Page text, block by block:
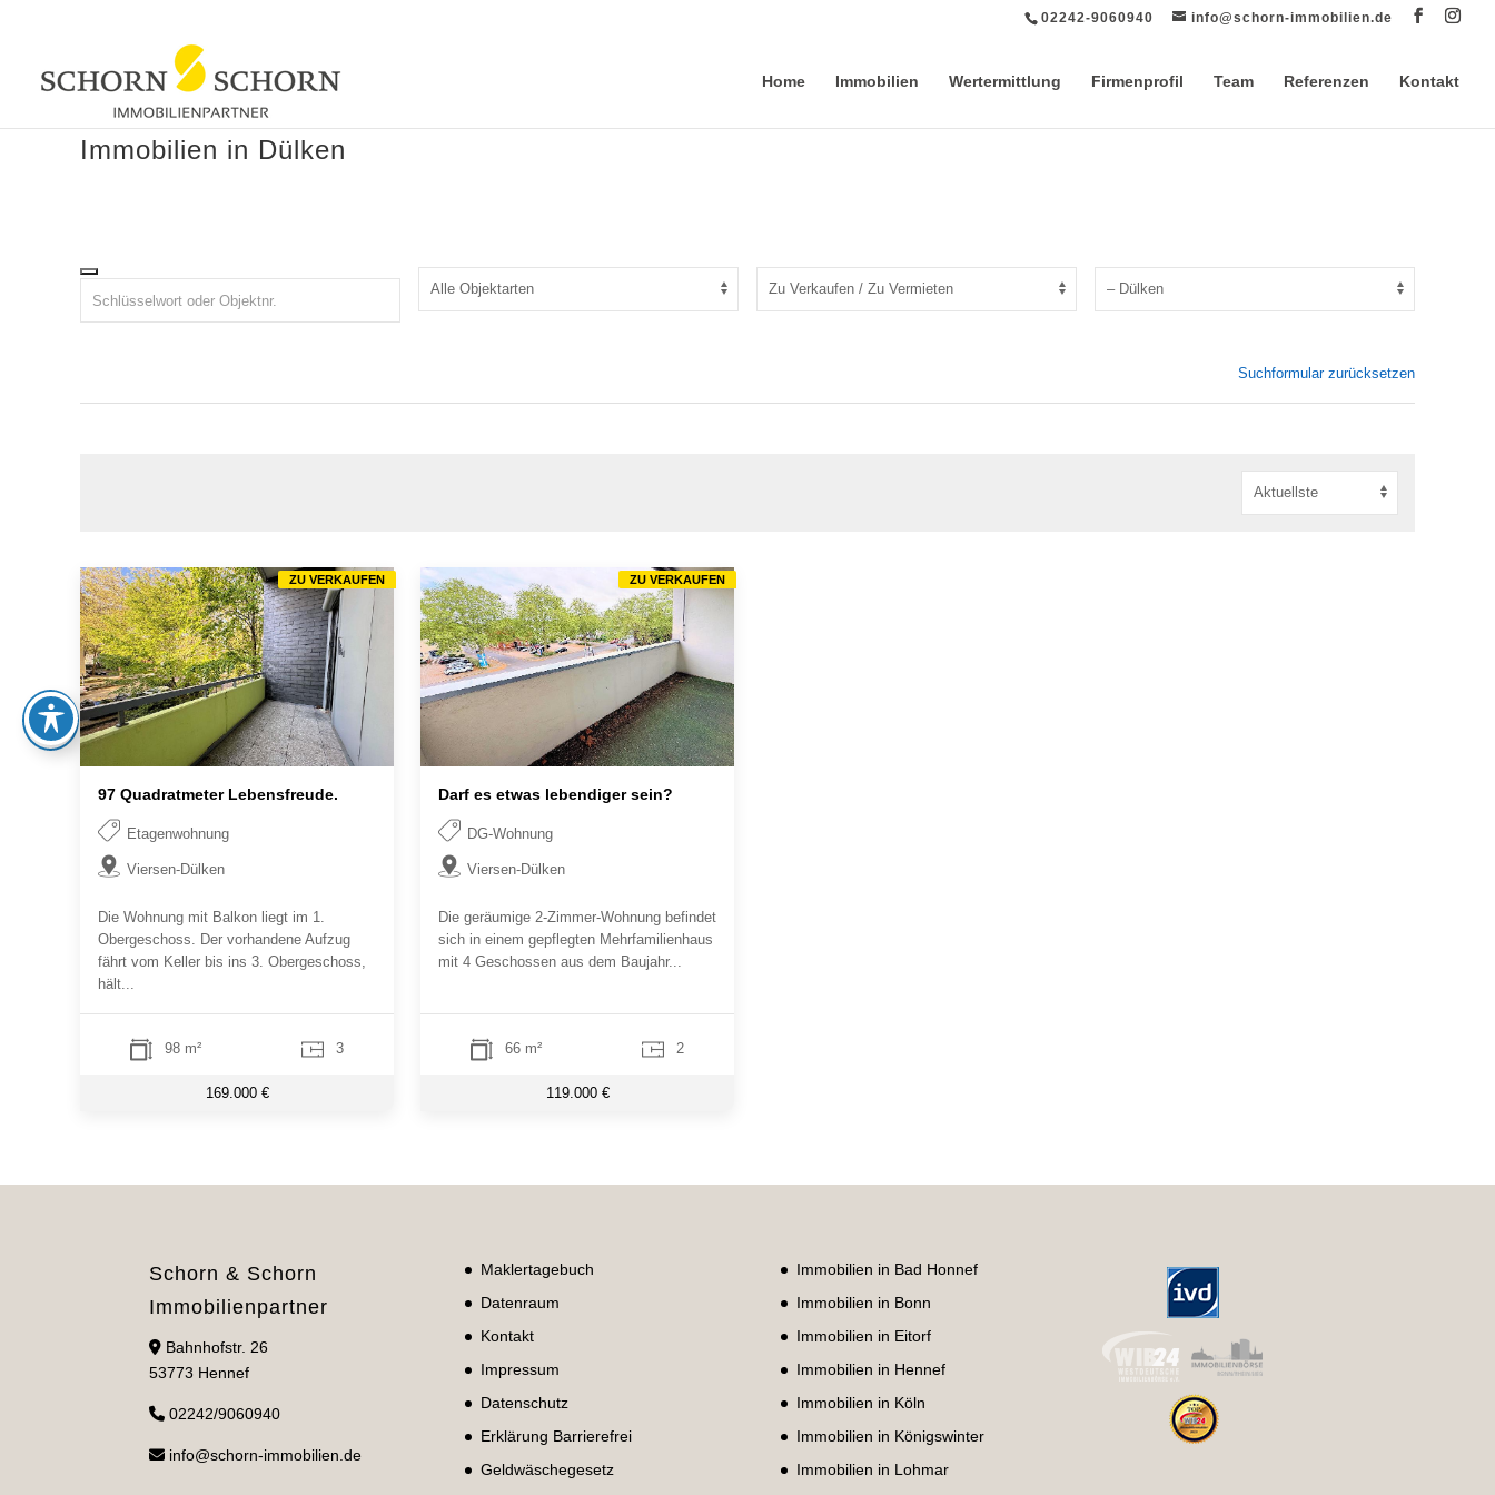
02242-9060940 info@schorn-immobilien.de
Home Immobilien Wertermittlung Firmenprofil Team Referenzen Kontakt
Immobilien in Dülken
Suchformular zurücksetzen
97 Quadratmeter Lebensfreude.
Etagenwohnung
Viersen-Dülken
Die Wohnung mit Balkon liegt im 1.
Obergeschoss. Der vorhandene Aufzug
fährt vom Keller bis ins 3. Obergeschoss,
hält...
98 m² 3
169.000 €
ZU VERKAUFEN
Darf es etwas lebendiger sein?
DG-Wohnung
Viersen-Dülken
Die geräumige 2-Zimmer-Wohnung befindet
sich in einem gepflegten Mehrfamilienhaus
mit 4 Geschossen aus dem Baujahr...
66 m² 2
119.000 €
ZU VERKAUFEN
Schorn & Schorn
Immobilienpartner
Bahnhofstr. 26
53773 Hennef
02242/9060940
info@schorn-immobilien.de
Maklertagebuch
Datenraum
Kontakt
Impressum
Datenschutz
Erklärung Barrierefrei
Geldwäschegesetz
Immobilien in Bad Honnef
Immobilien in Bonn
Immobilien in Eitorf
Immobilien in Hennef
Immobilien in Köln
Immobilien in Königswinter
Immobilien in Lohmar